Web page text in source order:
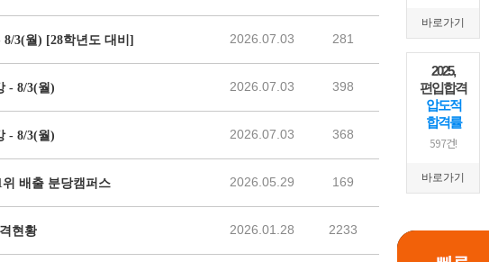
바로가기
2025,
편입합격
압도적
합격률
597건!
바로가기